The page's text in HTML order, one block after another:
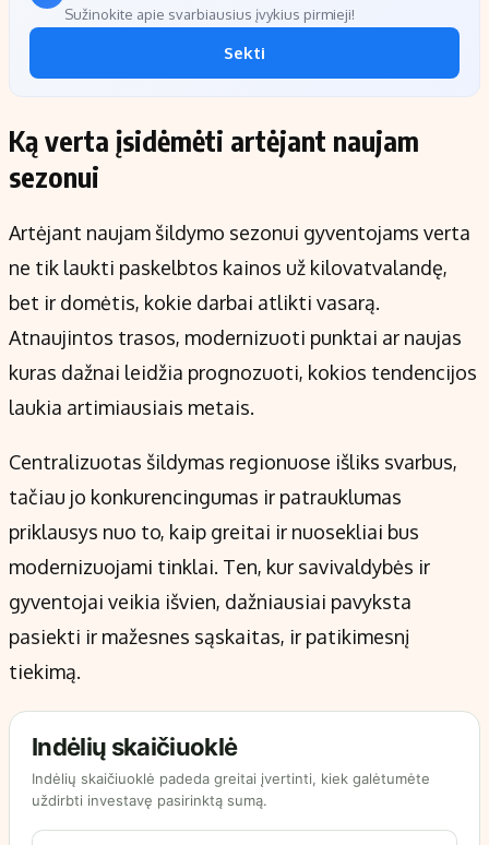
Sužinokite apie svarbiausius įvykius pirmieji!
Sekti
Ką verta įsidėmėti artėjant naujam
sezonui
Artėjant naujam šildymo sezonui gyventojams verta
ne tik laukti paskelbtos kainos už kilovatvalandę,
bet ir domėtis, kokie darbai atlikti vasarą.
Atnaujintos trasos, modernizuoti punktai ar naujas
kuras dažnai leidžia prognozuoti, kokios tendencijos
laukia artimiausiais metais.
Centralizuotas šildymas regionuose išliks svarbus,
tačiau jo konkurencingumas ir patrauklumas
priklausys nuo to, kaip greitai ir nuosekliai bus
modernizuojami tinklai. Ten, kur savivaldybės ir
gyventojai veikia išvien, dažniausiai pavyksta
pasiekti ir mažesnes sąskaitas, ir patikimesnį
tiekimą.